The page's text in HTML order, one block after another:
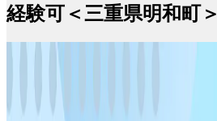
経験可＜三重県明和町＞